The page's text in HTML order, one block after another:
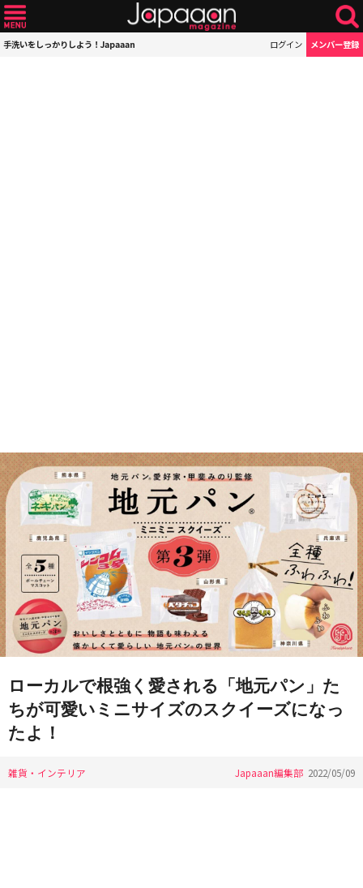
手洗いをしっかりしよう！Japaaan ログイン メンバー登録
ローカルで根強く愛される「地元パン」た
ちが可愛いミニサイズのスクイーズになっ
たよ！
雑貨・インテリア Japaaan編集部 2022/05/09